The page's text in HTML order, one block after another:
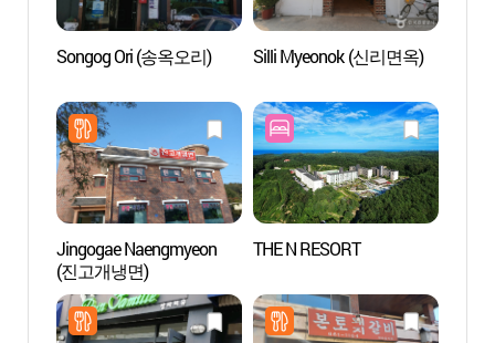
Songog Ori (송옥오리) Silli Myeonok (신리면옥)
Jingogae Naengmyeon
(진고개냉면)
THE N RESORT